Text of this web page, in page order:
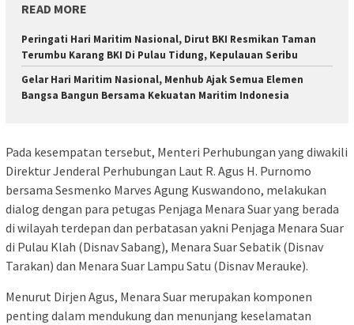
READ MORE
Peringati Hari Maritim Nasional, Dirut BKI Resmikan Taman
Terumbu Karang BKI Di Pulau Tidung, Kepulauan Seribu
Gelar Hari Maritim Nasional, Menhub Ajak Semua Elemen
Bangsa Bangun Bersama Kekuatan Maritim Indonesia
Pada kesempatan tersebut, Menteri Perhubungan yang diwakili
Direktur Jenderal Perhubungan Laut R. Agus H. Purnomo
bersama Sesmenko Marves Agung Kuswandono, melakukan
dialog dengan para petugas Penjaga Menara Suar yang berada
di wilayah terdepan dan perbatasan yakni Penjaga Menara Suar
di Pulau Klah (Disnav Sabang), Menara Suar Sebatik (Disnav
Tarakan) dan Menara Suar Lampu Satu (Disnav Merauke).
Menurut Dirjen Agus, Menara Suar merupakan komponen
penting dalam mendukung dan menunjang keselamatan